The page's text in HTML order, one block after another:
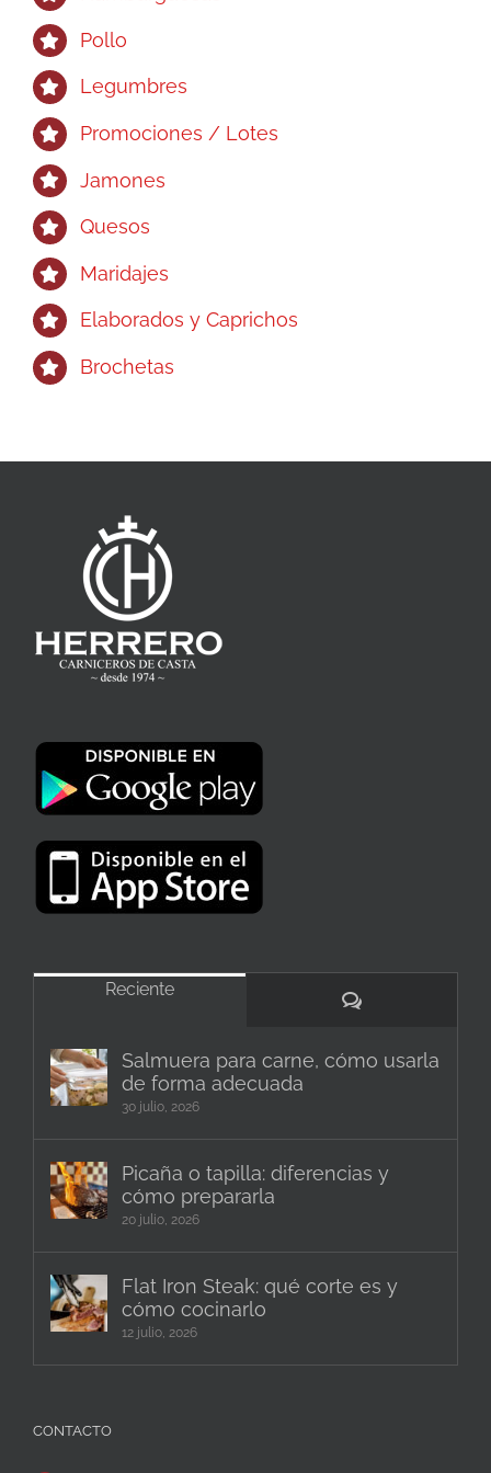
Pollo
Legumbres
Promociones / Lotes
Jamones
Quesos
Maridajes
Elaborados y Caprichos
Brochetas
Reciente
Comentarios
Salmuera para carne, cómo usarla
de forma adecuada
30 julio, 2026
Picaña o tapilla: diferencias y
cómo prepararla
20 julio, 2026
Flat Iron Steak: qué corte es y
cómo cocinarlo
12 julio, 2026
CONTACTO